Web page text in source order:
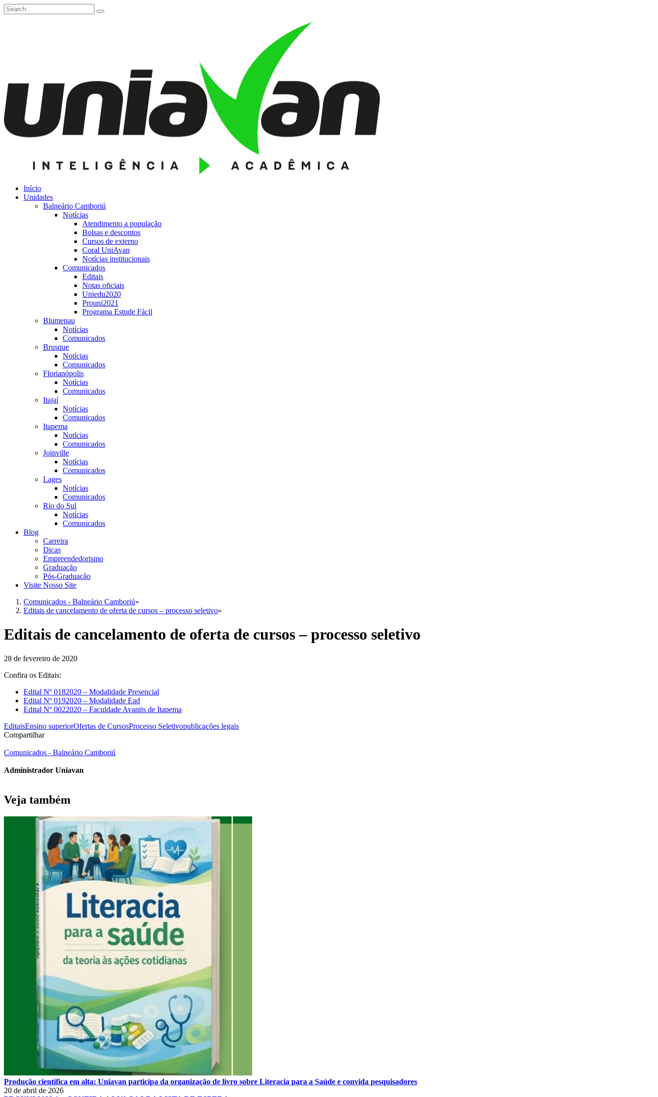
Início
Unidades
Balneário Camboriú
Notícias
Atendimento a população
Bolsas e descontos
Cursos de externo
Coral UniAvan
Notícias institucionais
Comunicados
Editais
Notas oficiais
Uniedu2020
Prouni2021
Programa Estude Fácil
Blumenau
Notícias
Comunicados
Brusque
Notícias
Comunicados
Florianópolis
Notícias
Comunicados
Itajaí
Notícias
Comunicados
Itapema
Notícias
Comunicados
Joinville
Notícias
Comunicados
Lages
Notícias
Comunicados
Rio do Sul
Notícias
Comunicados
Blog
Carreira
Dicas
Empreendedorismo
Graduação
Pós-Graduação
Visite Nosso Site
Comunicados - Balneário Camboriú»
Editais de cancelamento de oferta de cursos – processo seletivo»
Editais de cancelamento de oferta de cursos – processo seletivo
28 de fevereiro de 2020
Confira os Editais:
Edital Nº 0182020 – Modalidade Presencial
Edital Nº 0192020 – Modalidade Ead
Edital Nº 0022020 – Faculdade Avantis de Itapema
EditaisEnsino superiorOfertas de CursosProcesso Seletivopublicações legais
Compartilhar
Comunicados - Balneário Camboriú
Administrador Uniavan
Veja também
Produção científica em alta: Uniavan participa da organização de livro sobre Literacia para a Saúde e convida pesquisadores
20 de abril de 2026